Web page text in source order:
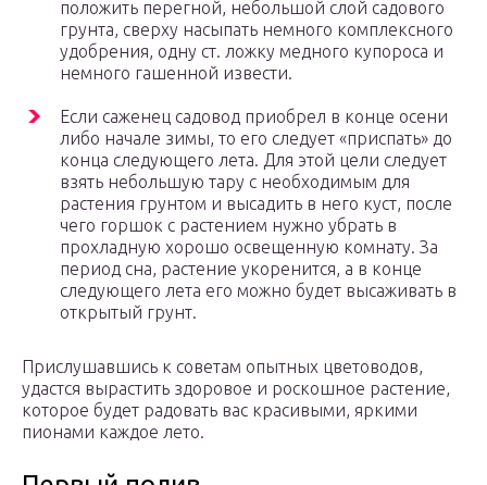
положить перегной, небольшой слой садового
грунта, сверху насыпать немного комплексного
удобрения, одну ст. ложку медного купороса и
немного гашенной извести.
Если саженец садовод приобрел в конце осени
либо начале зимы, то его следует «приспать» до
конца следующего лета. Для этой цели следует
взять небольшую тару с необходимым для
растения грунтом и высадить в него куст, после
чего горшок с растением нужно убрать в
прохладную хорошо освещенную комнату. За
период сна, растение укоренится, а в конце
следующего лета его можно будет высаживать в
открытый грунт.
Прислушавшись к советам опытных цветоводов,
удастся вырастить здоровое и роскошное растение,
которое будет радовать вас красивыми, яркими
пионами каждое лето.